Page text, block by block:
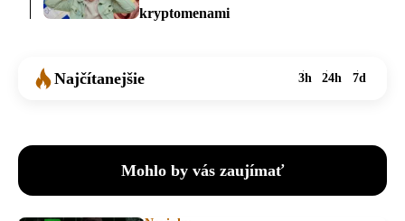
kryptomenami
Najčítanejšie 3h 24h 7d
Mohlo by vás zaujímať